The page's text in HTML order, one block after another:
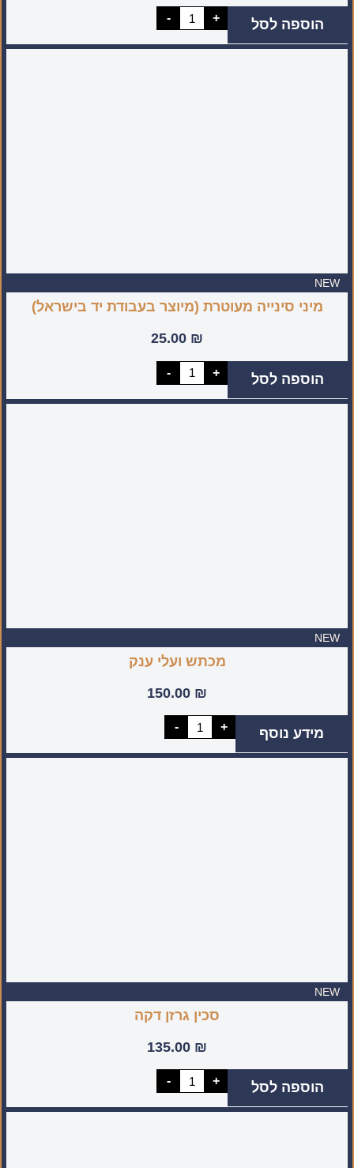
-
כמות
של
שף
+ הוספה לסל
NEW
מיני סינייה מעוטרת (מיוצר בעבודת יד בישראל)
25.00 ₪
-
כמות
של
סינייה
+ הוספה לסל
NEW
מכתש ועלי ענק
150.00 ₪
-
כמות
של
ועלי
+ מידע נוסף
NEW
סכין גרזן דקה
135.00 ₪
-
כמות
של
גרזן
+ הוספה לסל